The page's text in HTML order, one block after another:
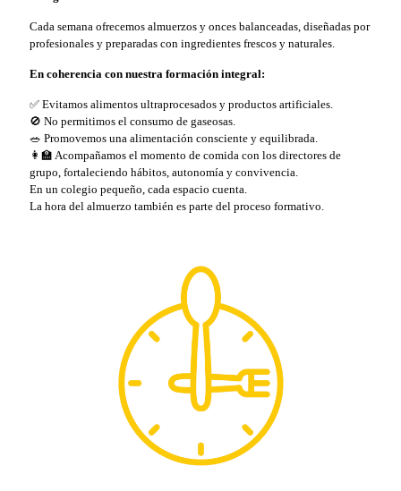
Cada semana ofrecemos almuerzos y onces balanceadas, diseñadas por
profesionales y preparadas con ingredientes frescos y naturales.
En coherencia con nuestra formación integral:
✅ Evitamos alimentos ultraprocesados y productos artificiales.
🚫 No permitimos el consumo de gaseosas.
🥗 Promovemos una alimentación consciente y equilibrada.
👩‍🏫 Acompañamos el momento de comida con los directores de
grupo, fortaleciendo hábitos, autonomía y convivencia.
En un colegio pequeño, cada espacio cuenta.
La hora del almuerzo también es parte del proceso formativo.